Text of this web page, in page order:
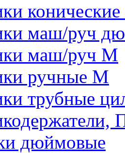
маш/руч
маш/руч М
ручные М
трубные
дюймовые